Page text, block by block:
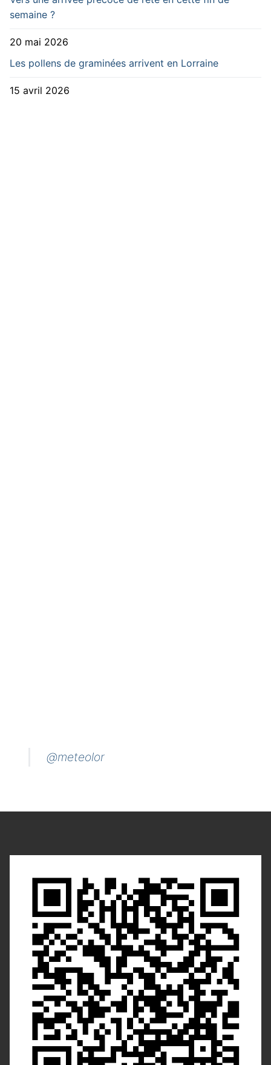
semaine ?
20 mai 2026
Les pollens de graminées arrivent en Lorraine
15 avril 2026
@meteolor